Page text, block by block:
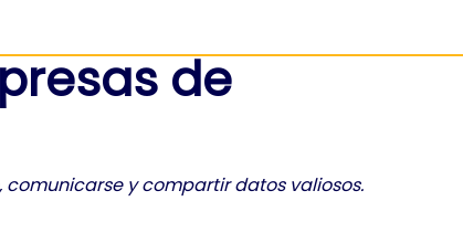
de
y compartir datos valiosos.